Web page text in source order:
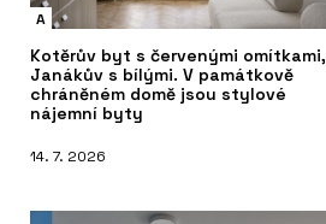
A
Kotěrův byt s červenými omítkami,
Janákův s bílými. V památkově
chráněném domě jsou stylové
nájemní byty
14. 7. 2026